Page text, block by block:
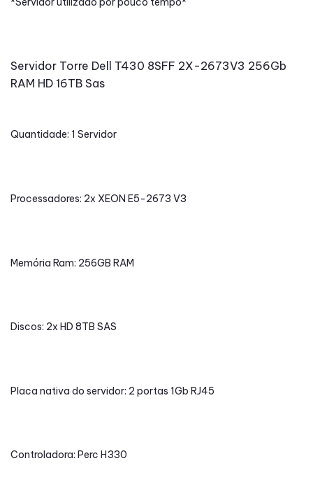
Servidor Torre Dell T430 8SFF 2X-2673V3 256Gb
RAM HD 16TB Sas
Quantidade: 1 Servidor
Processadores: 2x XEON E5-2673 V3
Memória Ram: 256GB RAM
Discos: 2x HD 8TB SAS
Placa nativa do servidor: 2 portas 1Gb RJ45
Controladora: Perc H330